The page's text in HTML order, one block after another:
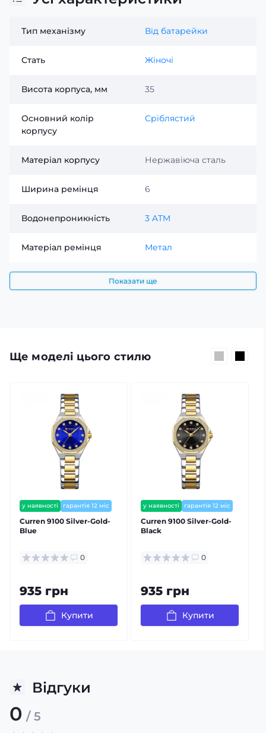
Тип механізму Від батарейки
Стать Жіночі
Висота корпуса, мм 35
Основний колір
корпусу
Сріблястий
Матеріал корпусу Нержавіюча сталь
Ширина ремінця 6
Водонепроникність 3 ATM
Матеріал ремінця Метал
Показати ще
Ще моделі цього стилю
у наявності
гарантія 12 міс
залишилось мало
Curren 9100 Silver-Gold-
Blue
0
935 грн
Купити
у наявності гарантія 12 міс
Curren 9100 Silver-Gold-
Black
0
935 грн
Купити
Відгуки
0 / 5